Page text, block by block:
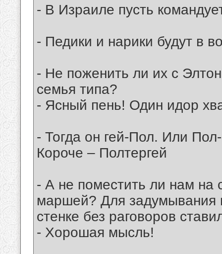
- В Израиле пусть
- Педики и нарики будут в
- Не поженить ли их с
семья типа?
- Ясный пень! Один идор
- Тогда он гей-Пол. Или
Короче – Полтергей
- А не поместить ли нам на
маршей? Для задумывания
стенке без раговоров
- Хорошая мысль!